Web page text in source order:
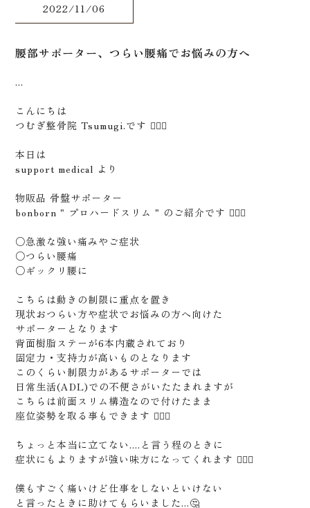
2022/11/06
腰部サポーター、つらい腰痛でお悩みの方へ
...
こんにちは
つむぎ整骨院 Tsumugi.です 🙋🏻‍♂️
本日は
support medical より
物販品 骨盤サポーター
bonborn " プロハードスリム " のご紹介です 🙇🏻‍♂️
○急激な強い痛みやご症状
○つらい腰痛
○ギックリ腰に
こちらは動きの制限に重点を置き
現状おつらい方や症状でお悩みの方へ向けた
サポーターとなります
背面樹脂ステーが6本内蔵されており
固定力・支持力が高いものとなります
このくらい制限力があるサポーターでは
日常生活(ADL)での不便さがいたたまれますが
こちらは前面スリム構造なので付けたまま
座位姿勢を取る事もできます 🙆🏻‍♂️
ちょっと本当に立てない....と言う程のときに
症状にもよりますが強い味方になってくれます 🙆🏻‍♂️
僕もすごく痛いけど仕事をしないといけない
と言ったときに助けてもらいました...🤔